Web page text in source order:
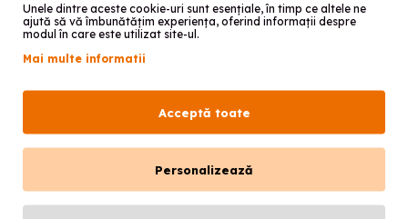
Unele dintre aceste cookie-uri sunt esențiale, în timp ce altele ne
ajută să vă îmbunătățim experiența, oferind informații despre
modul în care este utilizat site-ul.
Mai multe informatii
Acceptă toate
Personalizează